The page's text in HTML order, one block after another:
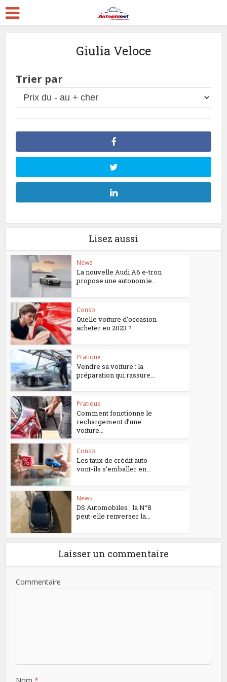
Giulia Veloce
Trier par
Lisez aussi
News
La nouvelle Audi A6 e-tron
propose une autonomie...
Conso
Quelle voiture d’occasion
acheter en 2023 ?
Pratique
Vendre sa voiture : la
préparation qui rassure...
Pratique
Comment fonctionne le
rechargement d’une
voiture...
Conso
Les taux de crédit auto
vont-ils s’emballer en...
News
DS Automobiles : la N°8
peut-elle renverser la...
Laisser un commentaire
Commentaire
Nom*